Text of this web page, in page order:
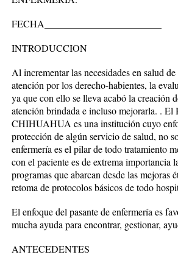
FECHA________________________
INTRODUCCION
Al incrementar las necesidades en salud
atención por los derecho-habientes, la
ya que con ello se lleva acabó la creación
atención brindada e incluso mejorarla.
CHIHUAHUA es una institución cuyo
protección de algún servicio de salud, no
enfermería es el pilar de todo tratamiento
con el paciente es de extrema importancia
programas que abarcan desde las
retoma de protocolos básicos de todo
El enfoque del pasante de enfermería es
mucha ayuda para encontrar, gestionar,
ANTECEDENTES